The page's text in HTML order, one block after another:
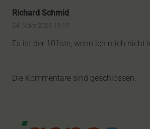
Richard Schmid
24. März 2023 19:19
Es ist der 101ste, wenn ich mich nicht
Die Kommentare sind geschlossen.